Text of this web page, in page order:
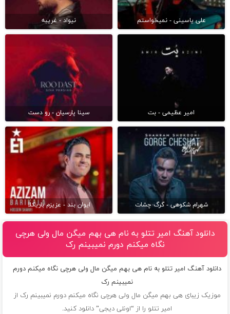
علی یاسینی - نمیخواستم نیواد - غریبه
امیر عظیمی - بت سینا پارسیان - رو دست
شهرام شکوهی - گرگ چشات ایوان بند - عزیزم باریکلا
دانلود آهنگ امیر تتلو به نام هی بهم میگن مال ولی هرچی
نگاه میکنم دورم نمیبینم رک
دانلود آهنگ امیر تتلو به نام هی بهم میگن مال ولی هرچی نگاه میکنم دورم
نمیبینم رک
موزیک زیبای هی بهم میگن مال ولی هرچی نگاه میکنم دورم نمیبینم رک از
امیر تتلو را از “اونلی دیجی” دانلود کنید.